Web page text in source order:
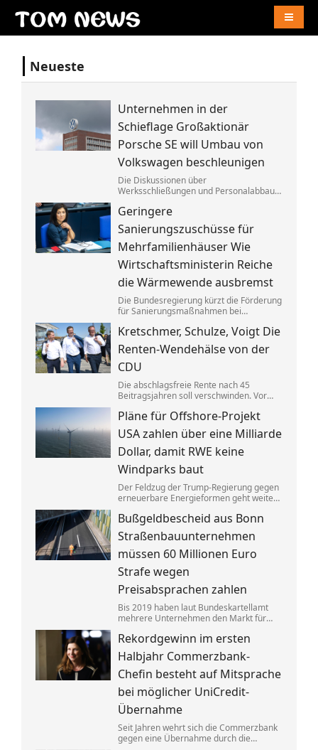
Neueste
Unternehmen in der
Schieflage Großaktionär
Porsche SE will Umbau von
Volkswagen beschleunigen
Die Diskussionen über
Werksschließungen und Personalabbau
Clan zu lange. Die Familie fordert die
Aufgabe von »Denkverboten«.
Geringere
Sanierungszuschüsse für
Mehrfamilienhäuser Wie
Wirtschaftsministerin Reiche
die Wärmewende ausbremst
Die Bundesregierung kürzt die Förderung
für Sanierungsmaßnahmen bei
nicht zuletzt Mieter. Und die Klimaziele
dürften so kaum noch zu erreichen sein.
Kretschmer, Schulze, Voigt Die
Renten-Wendehälse von der
CDU
Die abschlagsfreie Rente nach 45
Beitragsjahren soll verschwinden. Vor
Dabei vertraten die CDU-
Ministerpräsidenten noch vor Kurzem
das Gegenteil dessen, was sie jetzt
sagen.
Pläne für Offshore-Projekt
USA zahlen über eine Milliarde
Dollar, damit RWE keine
Windparks baut
Der Feldzug der Trump-Regierung gegen
erneuerbare Energieformen geht weiter:
in den USA geplante große
Windkraftprojekte auf – gegen eine
üppige Entschädigung.
Bußgeldbescheid aus Bonn
Straßenbauunternehmen
müssen 60 Millionen Euro
Strafe wegen
Preisabsprachen zahlen
Bis 2019 haben laut Bundeskartellamt
mehrere Unternehmen den Markt für
aufgeteilt. Um die verbotenen
Absprachen zu verschleiern, wurden
Codewörter verwendet.
Rekordgewinn im ersten
Halbjahr Commerzbank-
Chefin besteht auf Mitsprache
bei möglicher UniCredit-
Übernahme
Seit Jahren wehrt sich die Commerzbank
gegen eine Übernahme durch die